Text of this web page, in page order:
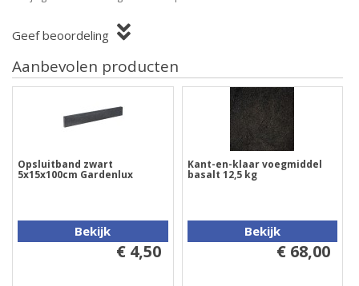
Geef beoordeling
Aanbevolen producten
Opsluitband zwart
5x15x100cm Gardenlux
Bekijk
€ 4,50
Kant-en-klaar voegmiddel
basalt 12,5 kg
Bekijk
€ 68,00